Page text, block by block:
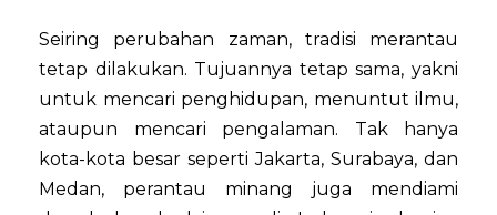
Seiring perubahan zaman, tradisi merantau
tetap dilakukan. Tujuannya tetap sama, yakni
untuk mencari penghidupan, menuntut ilmu,
ataupun mencari pengalaman. Tak hanya
kota-kota besar seperti Jakarta, Surabaya, dan
Medan, perantau minang juga mendiami